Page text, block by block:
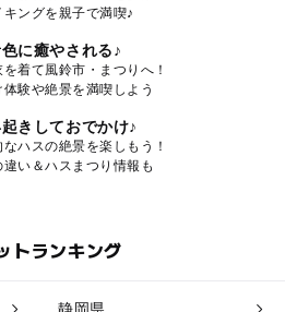
キングを親子で満喫♪
に癒やされる♪
着て風鈴市・まつりへ！
験や絶景を満喫しよう
きしておでかけ♪
ハスの絶景を楽しもう！
違い＆ハスまつり情報も
トランキング